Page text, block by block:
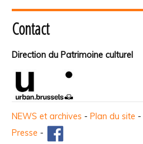
Contact
Direction du Patrimoine culturel
NEWS et archives - Plan du site -
Presse -